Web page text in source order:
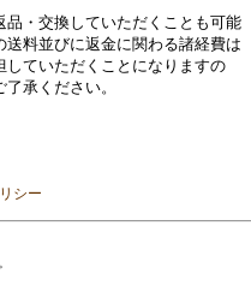
品・交換していただくことも可能
送料並びに返金に関わる諸経費は
していただくことになりますの
承ください。
シー